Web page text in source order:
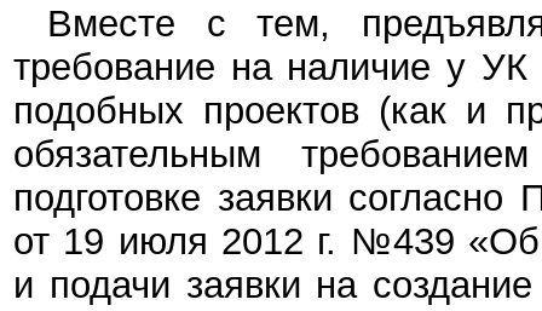
Вместе с тем,
требование на наличие у
подобных проектов (как и
обязательным
подготовке заявки
от 19 июля 2012 г. №439
и подачи заявки на